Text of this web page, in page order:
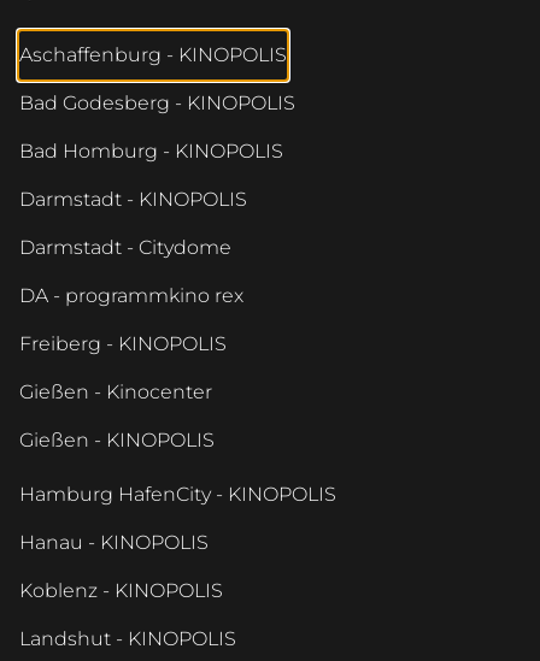
Aschaffenburg - KINOPOLIS
Bad Godesberg - KINOPOLIS
Bad Homburg - KINOPOLIS
Darmstadt - KINOPOLIS
Darmstadt - Citydome
DA - programmkino rex
Freiberg - KINOPOLIS
Gießen - Kinocenter
Gießen - KINOPOLIS
Hamburg HafenCity - KINOPOLIS
Hanau - KINOPOLIS
Koblenz - KINOPOLIS
Landshut - KINOPOLIS